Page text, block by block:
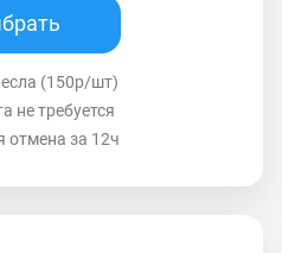
(150р/шт)
не требуется
отмена за 12ч